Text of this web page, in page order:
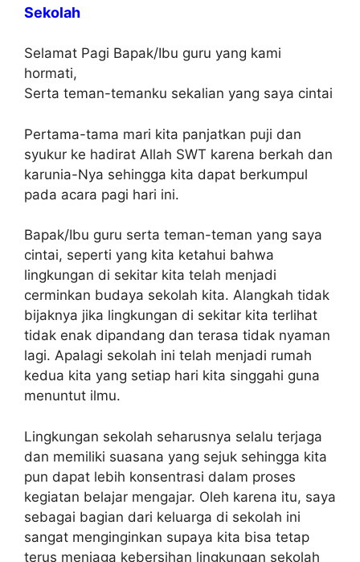
Sekolah
Selamat Pagi Bapak/Ibu guru yang kami
hormati,
Serta teman-temanku sekalian yang saya cintai
Pertama-tama mari kita panjatkan puji dan
syukur ke hadirat Allah SWT karena berkah dan
karunia-Nya sehingga kita dapat berkumpul
pada acara pagi hari ini.
Bapak/Ibu guru serta teman-teman yang saya
cintai, seperti yang kita ketahui bahwa
lingkungan di sekitar kita telah menjadi
cerminkan budaya sekolah kita. Alangkah tidak
bijaknya jika lingkungan di sekitar kita terlihat
tidak enak dipandang dan terasa tidak nyaman
lagi. Apalagi sekolah ini telah menjadi rumah
kedua kita yang setiap hari kita singgahi guna
menuntut ilmu.
Lingkungan sekolah seharusnya selalu terjaga
dan memiliki suasana yang sejuk sehingga kita
pun dapat lebih konsentrasi dalam proses
kegiatan belajar mengajar. Oleh karena itu, saya
sebagai bagian dari keluarga di sekolah ini
sangat menginginkan supaya kita bisa tetap
terus menjaga kebersihan lingkungan sekolah